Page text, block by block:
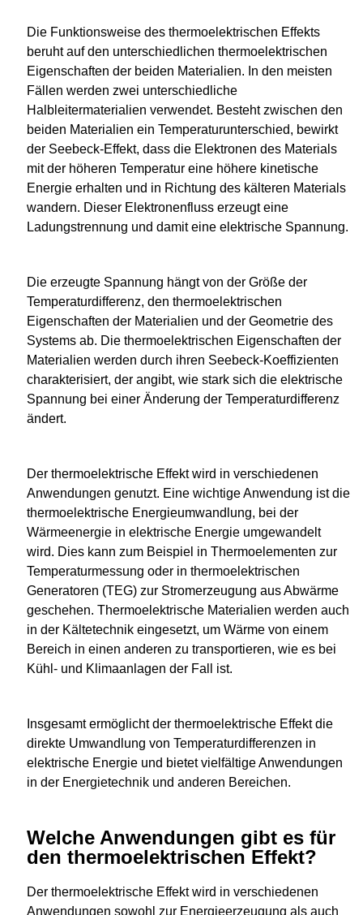
Die Funktionsweise des thermoelektrischen Effekts
beruht auf den unterschiedlichen thermoelektrischen
Eigenschaften der beiden Materialien. In den meisten
Fällen werden zwei unterschiedliche
Halbleitermaterialien verwendet. Besteht zwischen den
beiden Materialien ein Temperaturunterschied, bewirkt
der Seebeck-Effekt, dass die Elektronen des Materials
mit der höheren Temperatur eine höhere kinetische
Energie erhalten und in Richtung des kälteren Materials
wandern. Dieser Elektronenfluss erzeugt eine
Ladungstrennung und damit eine elektrische Spannung.
Die erzeugte Spannung hängt von der Größe der
Temperaturdifferenz, den thermoelektrischen
Eigenschaften der Materialien und der Geometrie des
Systems ab. Die thermoelektrischen Eigenschaften der
Materialien werden durch ihren Seebeck-Koeffizienten
charakterisiert, der angibt, wie stark sich die elektrische
Spannung bei einer Änderung der Temperaturdifferenz
ändert.
Der thermoelektrische Effekt wird in verschiedenen
Anwendungen genutzt. Eine wichtige Anwendung ist die
thermoelektrische Energieumwandlung, bei der
Wärmeenergie in elektrische Energie umgewandelt
wird. Dies kann zum Beispiel in Thermoelementen zur
Temperaturmessung oder in thermoelektrischen
Generatoren (TEG) zur Stromerzeugung aus Abwärme
geschehen. Thermoelektrische Materialien werden auch
in der Kältetechnik eingesetzt, um Wärme von einem
Bereich in einen anderen zu transportieren, wie es bei
Kühl- und Klimaanlagen der Fall ist.
Insgesamt ermöglicht der thermoelektrische Effekt die
direkte Umwandlung von Temperaturdifferenzen in
elektrische Energie und bietet vielfältige Anwendungen
in der Energietechnik und anderen Bereichen.
Welche Anwendungen gibt es für
den thermoelektrischen Effekt?
Der thermoelektrische Effekt wird in verschiedenen
Anwendungen sowohl zur Energieerzeugung als auch